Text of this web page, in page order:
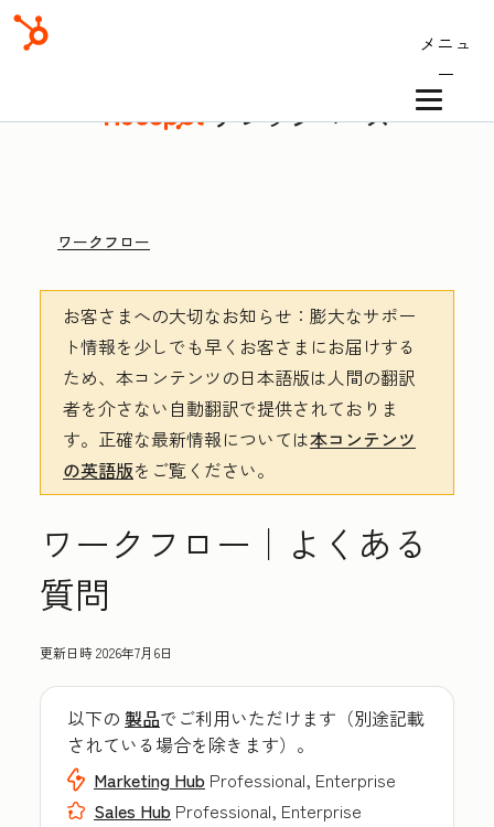
メニュ
ー
ナレッジベース
ワークフロー
お客さまへの大切なお知らせ ：膨大なサポー
ト情報を少しでも早くお客さまにお届けする
ため、本コンテンツの日本語版は人間の翻訳
者を介さない自動翻訳で提供されておりま
す。 正確な最新情報については本コンテンツ
の英語版をご覧ください。
ワークフロー｜よくある
質問
更新日時2026年7月6日
以下の 製品でご利用いただけます（別途記載
されている場合を除きます）。
Marketing Hub Professional, Enterprise
Sales Hub Professional, Enterprise